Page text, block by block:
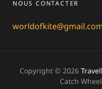
NOUS CONTACTER
Copyright © 2026
Catch